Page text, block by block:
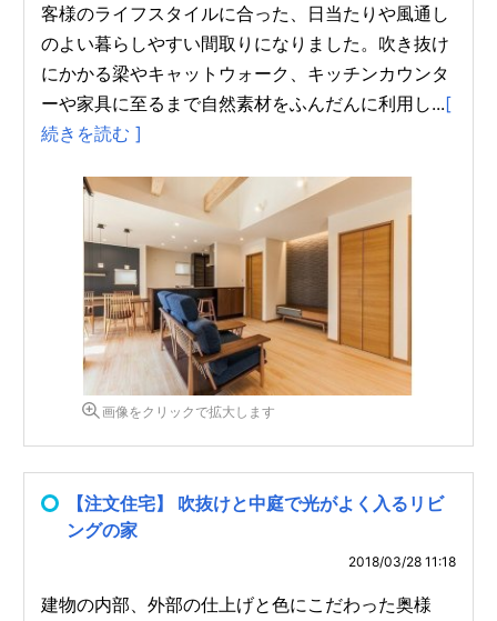
客様のライフスタイルに合った、日当たりや風通し
のよい暮らしやすい間取りになりました。吹き抜け
にかかる梁やキャットウォーク、キッチンカウンタ
ーや家具に至るまで自然素材をふんだんに利用し...[
続きを読む ]
画像をクリックで拡大します
【注文住宅】 吹抜けと中庭で光がよく入るリビ
ングの家
2018/03/28 11:18
建物の内部、外部の仕上げと色にこだわった奥様